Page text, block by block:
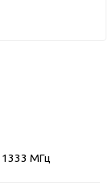
1333 МГц